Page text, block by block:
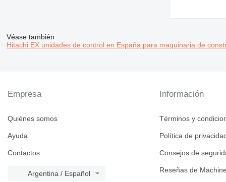
Véase también
Hitachi EX unidades de control en España para maquinaria de
Empresa
Quiénes somos
Ayuda
Contactos
Argentina / Español
Información
Términos y
Política de
Consejos de
Reseñas de